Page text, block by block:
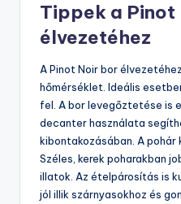
Tippek a Pinot
élvezetéhez
A Pinot Noir bor
hőmérséklet. Ideális
fel. A bor levegőztetése is
decanter használata
kibontakozásában. A
Széles, kerek poharakban
illatok. Az ételpárosítás is
jól illik szárnyasokhoz és